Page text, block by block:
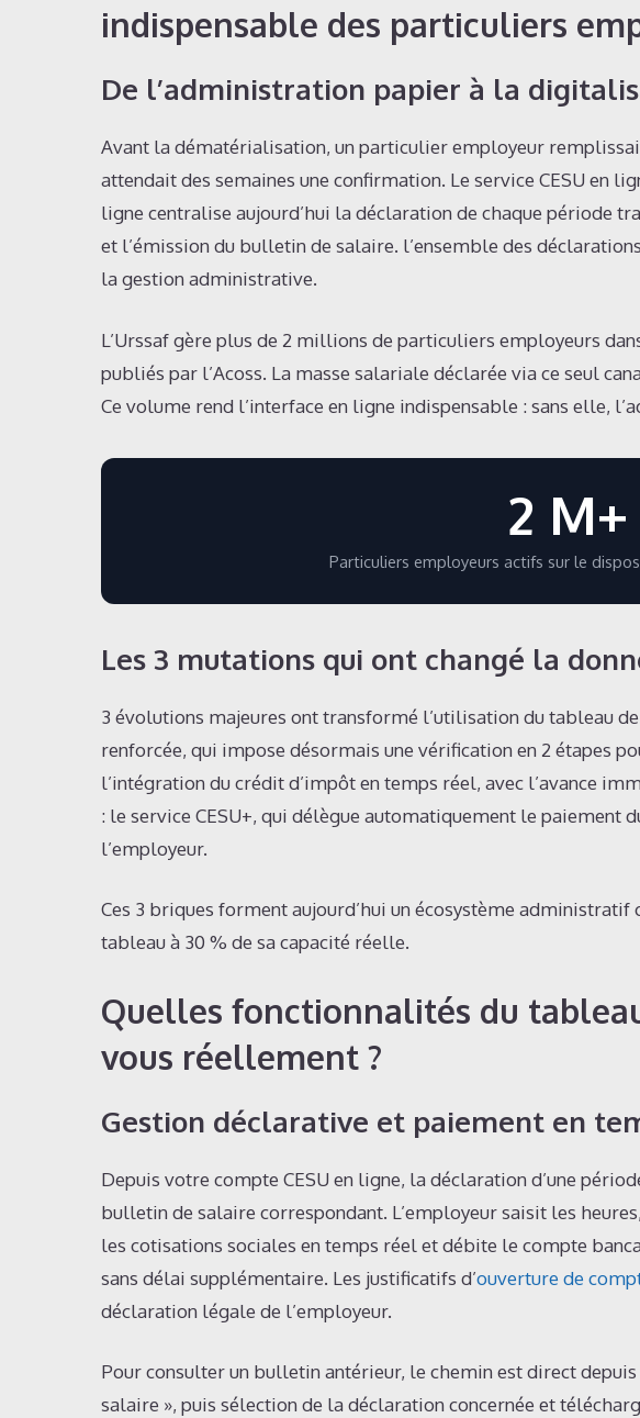
indispensable des particuliers
De l’administration papier à la
Avant la dématérialisation, un particulier employeur
attendait des semaines une confirmation. Le service CESU en
ligne centralise aujourd’hui la déclaration de chaque période
et l’émission du bulletin de salaire. l’ensemble des
la gestion administrative.
L’Urssaf gère plus de 2 millions de particuliers employeurs
publiés par l’Acoss. La masse salariale déclarée via ce seul
Ce volume rend l’interface en ligne indispensable : sans elle,
2 M+
Particuliers employeurs actifs sur le
Les 3 mutations qui ont changé la
3 évolutions majeures ont transformé l’utilisation du tableau
renforcée, qui impose désormais une vérification en 2 étapes
l’intégration du crédit d’impôt en temps réel, avec l’avance
: le service CESU+, qui délègue automatiquement le paiement
l’employeur.
Ces 3 briques forment aujourd’hui un écosystème
tableau à 30 % de sa capacité réelle.
Quelles fonctionnalités du
vous réellement ?
Gestion déclarative et paiement en
Depuis votre compte CESU en ligne, la déclaration d’une
bulletin de salaire correspondant. L’employeur saisit les
les cotisations sociales en temps réel et débite le compte
sans délai supplémentaire. Les justificatifs d’ouverture de
déclaration légale de l’employeur.
Pour consulter un bulletin antérieur, le chemin est direct
salaire », puis sélection de la déclaration concernée et